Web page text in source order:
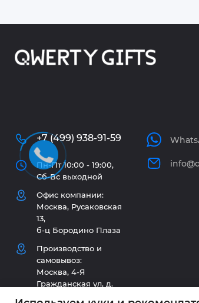
+7 (499) 938-91-59
Пн-Пт 10:00 - 19:00,
Сб-Вс выходной
Офис компании:
Москва, Русаковская
13,
б-ц Бородино Плаза
Производство и
самовывоз:
Москва, 4-Я
Гражданская ул, д.